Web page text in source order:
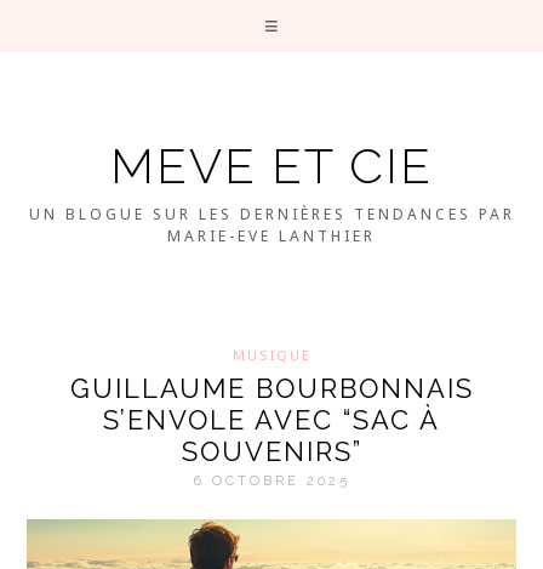
MEVE ET CIE
UN BLOGUE SUR LES DERNIÈRES TENDANCES PAR
MARIE-EVE LANTHIER
MUSIQUE
GUILLAUME BOURBONNAIS
S’ENVOLE AVEC “SAC À
SOUVENIRS”
6 OCTOBRE 2025